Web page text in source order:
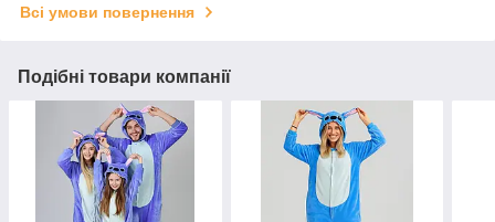
Всі умови повернення
Подібні товари компанії